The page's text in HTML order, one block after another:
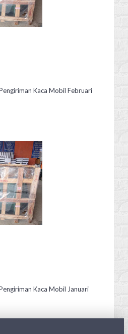
Kaca Mobil Februari
Kaca Mobil Januari